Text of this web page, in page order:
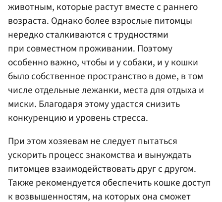
животным, которые растут вместе с раннего
возраста. Однако более взрослые питомцы
нередко сталкиваются с трудностями
при совместном проживании. Поэтому
особенно важно, чтобы и у собаки, и у кошки
было собственное пространство в доме, в том
числе отдельные лежанки, места для отдыха и
миски. Благодаря этому удастся снизить
конкуренцию и уровень стресса.
При этом хозяевам не следует пытаться
ускорить процесс знакомства и вынуждать
питомцев взаимодействовать друг с другом.
Также рекомендуется обеспечить кошке доступ
к возвышенностям, на которых она сможет